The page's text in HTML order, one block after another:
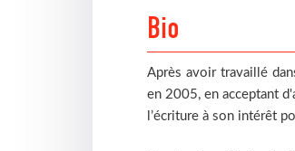
Bio
Après avoir travaillé
en 2005, en acceptant
l’écriture à son intérêt